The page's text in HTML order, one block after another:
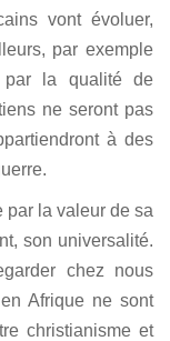
vont évoluer,
par exemple
la qualité de
ne seront pas
à des
par la valeur de sa
son universalité.
chez nous
Afrique ne sont
christianisme et